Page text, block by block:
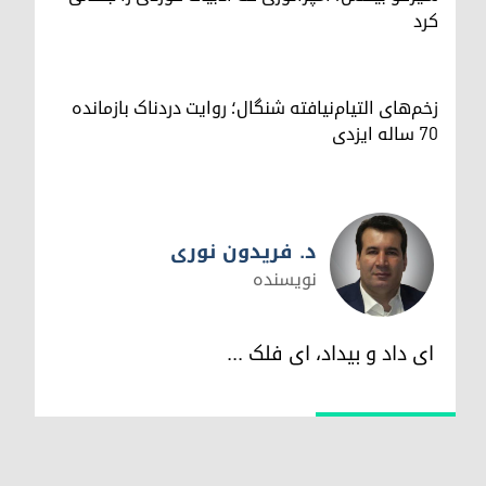
کرد
زخم‌های التیام‌نیافته شنگال؛ روایت دردناک بازمانده
۷۰ ساله ایزدی
د. فریدون نوری
د. فریدون نوری
نویسندە
ای داد و بیداد، ای فلک ...